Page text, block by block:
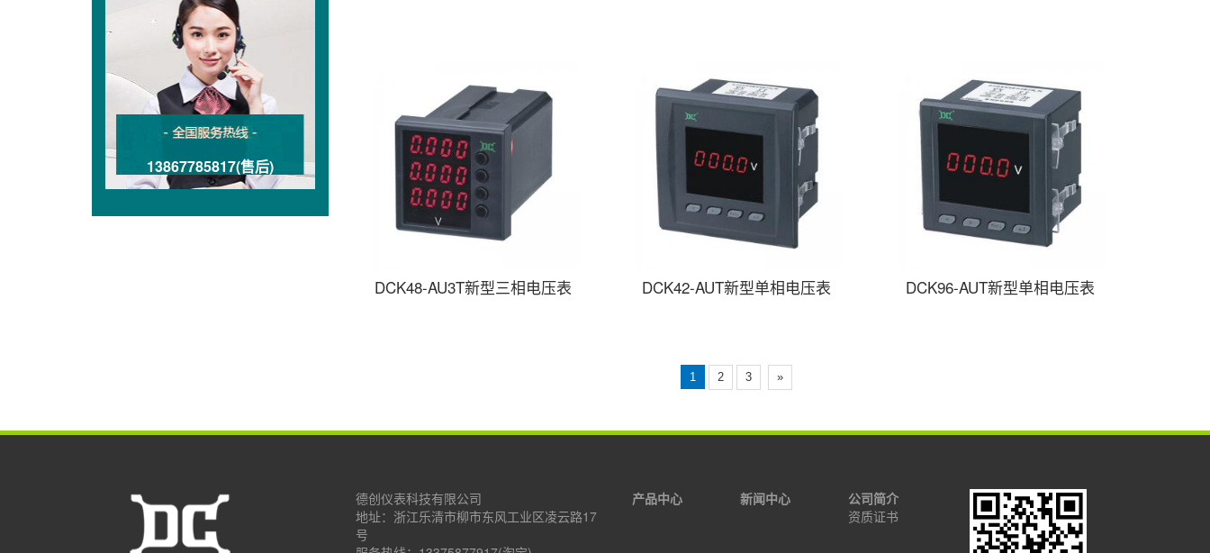
DCK48-AU3T新型三相电压表 DCK42-AUT新型单相电压表 DCK96-AUT新型单相电压表
1 2 3 »
13867785817(售后)
德创仪表科技有限公司
地址：浙江乐清市柳市东风工业区凌云路17
号
产品中心 新闻中心
公司简介
资质证书